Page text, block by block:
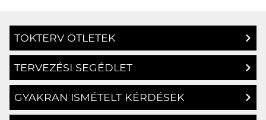
TOKTERV ÖTLETEK
TERVEZÉSI SEGÉDLET
GYAKRAN ISMÉTELT KÉRDÉSEK